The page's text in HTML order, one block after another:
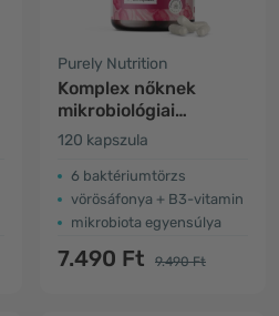
Purely Nutrition
Komplex nőknek
mikrobiológiai
kultúrákkal
120 kapszula
6 baktériumtörzs
vörösáfonya + B3-vitamin
mikrobiota egyensúlya
7.490 Ft 9.490 Ft